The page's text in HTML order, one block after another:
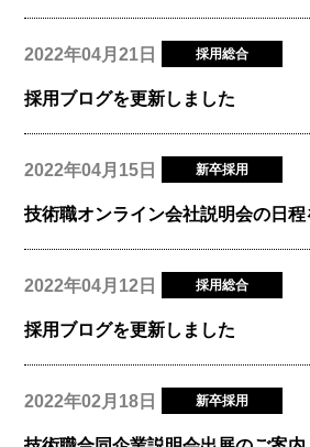
2022年04月21日 採用総合
採用ブログを更新しました
2022年04月15日 新卒採用
技術職オンライン会社説明会の日
2022年04月12日 採用総合
採用ブログを更新しました
2022年02月18日 新卒採用